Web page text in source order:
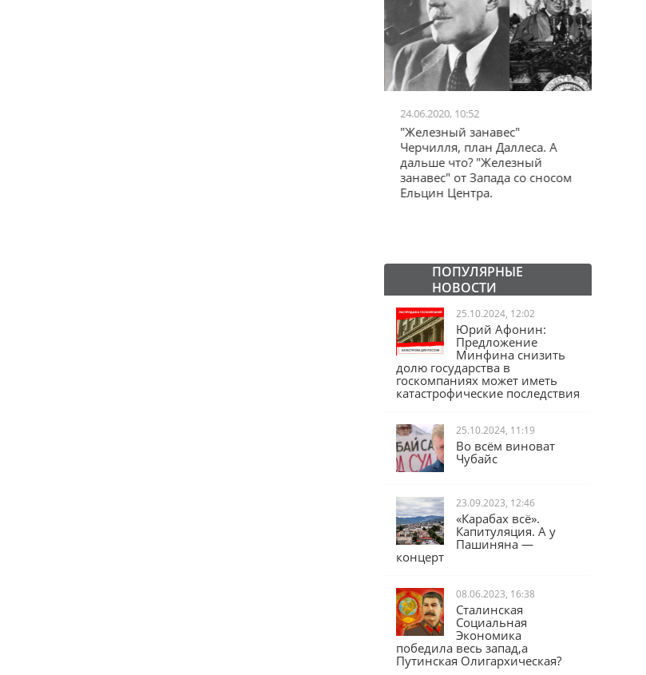
24.06.2020, 10:52
"Железный занавес"
Черчилля, план Даллеса. А
дальше что? "Железный
занавес" от Запада со сносом
Ельцин Центра.
ПОПУЛЯРНЫЕ
НОВОСТИ
25.10.2024, 12:02
Юрий Афонин:
Предложение
Минфина снизить
долю государства в
госкомпаниях может иметь
катастрофические последствия
25.10.2024, 11:19
Во всём виноват
Чубайс
23.09.2023, 12:46
«Карабах всё».
Капитуляция. А у
Пашиняна —
концерт
08.06.2023, 16:38
Сталинская
Социальная
Экономика
победила весь запад,а
Путинская Олигархическая?